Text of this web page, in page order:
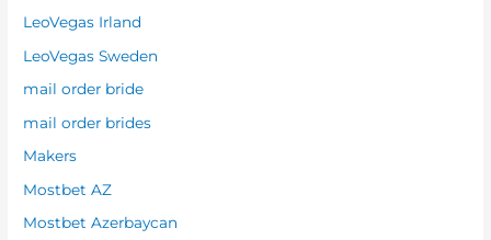
LeoVegas Irland
LeoVegas Sweden
mail order bride
mail order brides
Makers
Mostbet AZ
Mostbet Azerbaycan